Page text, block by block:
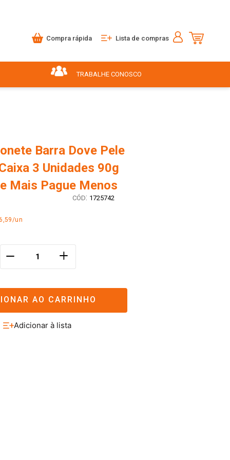
Compra rápida Lista de compras
TRABALHE CONOSCO
Barra Dove Pele
3 Unidades 90g
Mais Pague Menos
: 1725742
un
＋
AO CARRINHO